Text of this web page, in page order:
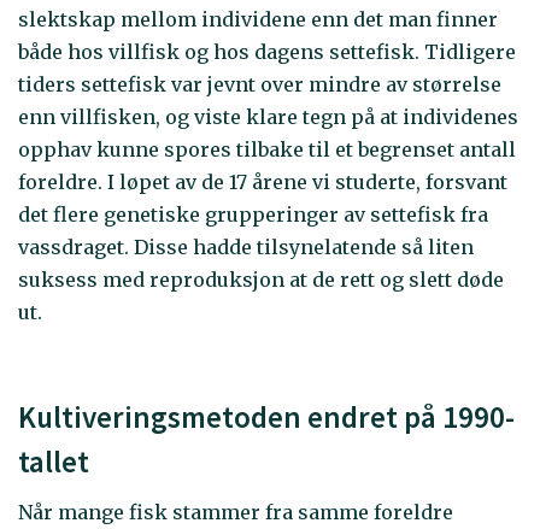
slektskap mellom individene enn det man finner
både hos villfisk og hos dagens settefisk. Tidligere
tiders settefisk var jevnt over mindre av størrelse
enn villfisken, og viste klare tegn på at individenes
opphav kunne spores tilbake til et begrenset antall
foreldre. I løpet av de 17 årene vi studerte, forsvant
det flere genetiske grupperinger av settefisk fra
vassdraget. Disse hadde tilsynelatende så liten
suksess med reproduksjon at de rett og slett døde
ut.
Kultiveringsmetoden endret på 1990-
tallet
Når mange fisk stammer fra samme foreldre